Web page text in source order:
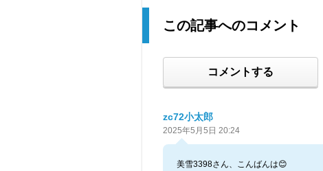
この記事へのコメント
コメントする
zc72小太郎
2025年5月5日 20:24
美雪3398さん、こんばんは😊